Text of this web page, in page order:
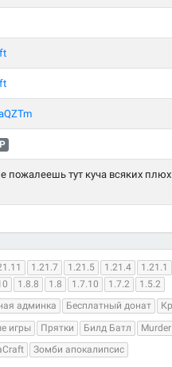
пожалеешь тут куча всяких
1.21.7 1.21.5 1.21.4 1.21.1
1.8.8 1.8 1.7.10 1.7.2
1.5.2
админка Бесплатный донат
игры Прятки Билд Батл
Зомби апокалипсис